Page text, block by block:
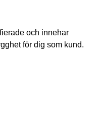
och innehar
för dig som kund.